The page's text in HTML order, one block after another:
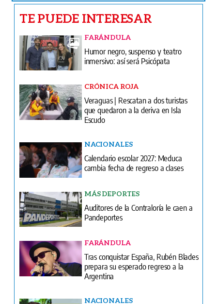
TE PUEDE INTERESAR
FARÁNDULA
Humor negro, suspenso y teatro
inmersivo: así será Psicópata
CRÓNICA ROJA
Veraguas | Rescatan a dos turistas
que quedaron a la deriva en Isla
Escudo
NACIONALES
Calendario escolar 2027: Meduca
cambia fecha de regreso a clases
MÁS DEPORTES
Auditores de la Contraloría le caen a
Pandeportes
FARÁNDULA
Tras conquistar España, Rubén Blades
prepara su esperado regreso a la
Argentina
NACIONALES